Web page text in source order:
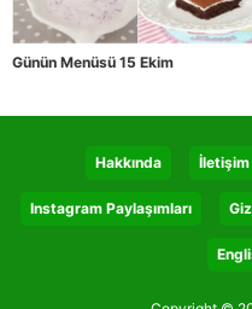
Günün Menüsü 15 Ekim
Hakkında İletişim
Instagram Paylaşımları